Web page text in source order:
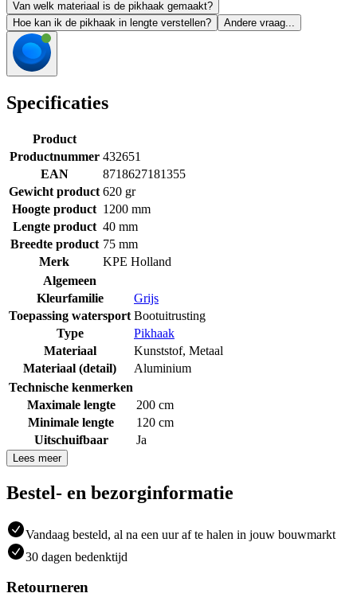
Van welk materiaal is de pikhaak gemaakt?
Hoe kan ik de pikhaak in lengte verstellen?
Andere vraag...
Specificaties
Product
Productnummer 432651
EAN
8718627181355
Gewicht product 620 gr
Hoogte product 1200 mm
Lengte product 40 mm
Breedte product 75 mm
Merk
KPE Holland
Algemeen
Kleurfamilie
Grijs
Toepassing watersport Bootuitrusting
Type
Pikhaak
Materiaal
Kunststof, Metaal
Materiaal (detail)
Aluminium
Technische kenmerken
Maximale lengte
200 cm
Minimale lengte
120 cm
Uitschuifbaar
Ja
Lees meer
Bestel- en bezorginformatie
Vandaag besteld, al na een uur af te halen in jouw bouwmarkt
30 dagen bedenktijd
Retourneren